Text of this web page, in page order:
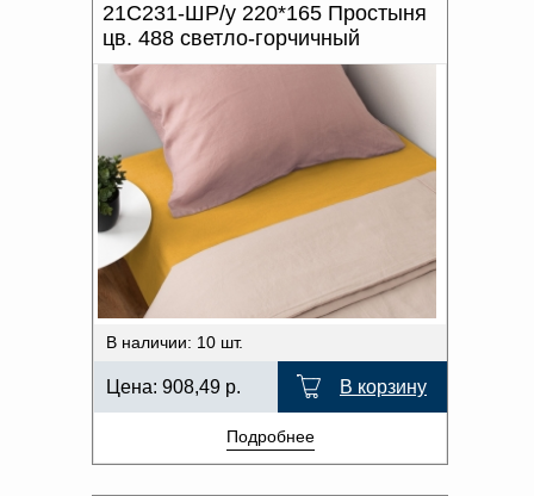
21С231-ШР/у 220*165 Простыня
цв. 488 светло-горчичный
В наличии: 10 шт.
Цена: 908,49 р. В корзину
Подробнее